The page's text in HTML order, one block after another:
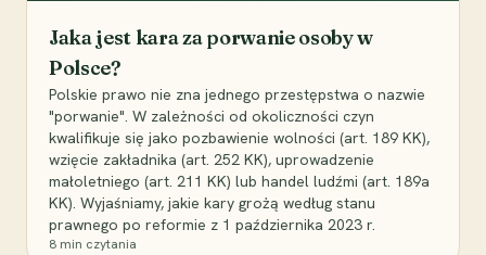
Jaka jest kara za porwanie osoby w
Polsce?
Polskie prawo nie zna jednego przestępstwa o nazwie
"porwanie". W zależności od okoliczności czyn
kwalifikuje się jako pozbawienie wolności (art. 189 KK),
wzięcie zakładnika (art. 252 KK), uprowadzenie
małoletniego (art. 211 KK) lub handel ludźmi (art. 189a
KK). Wyjaśniamy, jakie kary grożą według stanu
prawnego po reformie z 1 października 2023 r.
8 min czytania